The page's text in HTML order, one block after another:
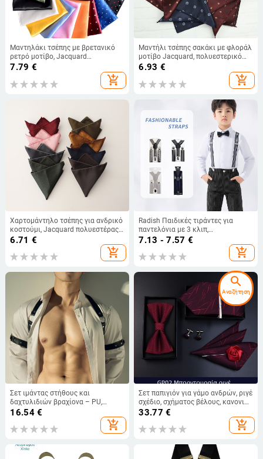
Μαντηλάκι τσέπης με βρετανικό
ρετρό μοτίβο, Jacquard
πολυεστέρας, σχέδιο
αντιστοίχισης μοτίβων, βραδινή
ενδυμασία
7.79 €
add_shopping_cart
Μαντήλι τσέπης σακάκι με φλοράλ
μοτίβο Jacquard, πολυεστερικό
ύφασμα, επένδυση πολυεστέρα
6.93 €
add_shopping_cart
Χαρτομάντηλο τσέπης για ανδρικό
κοστούμι, Jacquard πολυεστέρας,
μοτίβο λουλουδιών, χαλαρό στυλ,
6.71 €
add_shopping_cart
Radish Παιδικές τιράντες για
παντελόνια με 3 κλιπ,
ρυθμιζόμενοι ιμάντες από
διασταυρωμένος πίσω
7.13 - 7.57 €
add_shopping_cart
Σετ ιμάντας στήθους και
δαχτυλιδιών βραχίονα – PU,
ρυθμιζόμενο μήκος, ενήλικες,
16.54€
add_shopping_cart
Σετ παπιγιόν για γάμο ανδρών, ριγέ
σχέδιο, σχήματος βέλους, κανονικό
πλάτος, πολυεστέρας
33.77 €
add_shopping_cart
search
Αναζήτηση